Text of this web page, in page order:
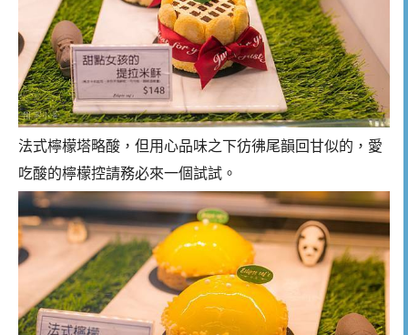
法式檸檬塔略酸，但用心品味之下彷彿尾韻回甘似的，愛
吃酸的檸檬控請務必來一個試試。